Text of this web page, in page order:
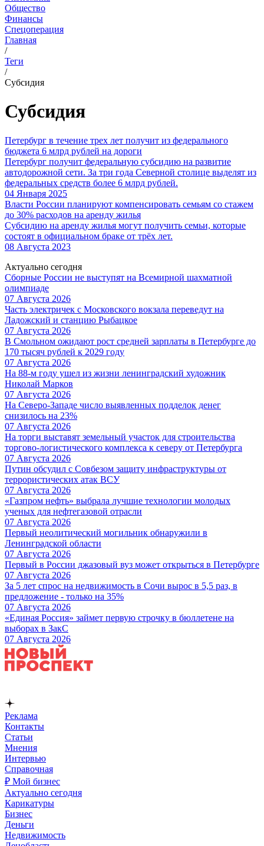
Общество
Финансы
Спецоперация
Главная
/
Теги
/
Субсидия
Субсидия
Петербург в течение трех лет получит из федерального
бюджета 6 млрд рублей на дороги
Петербург получит федеральную субсидию на развитие
автодорожной сети. За три года Северной столице выделят из
федеральных средств более 6 млрд рублей.
04 Января 2025
Власти России планируют компенсировать семьям со стажем
до 30% расходов на аренду жилья
Субсидию на аренду жилья могут получить семьи, которые
состоят в официальном браке от трёх лет.
08 Августа 2023
Актуально сегодня
Сборные России не выступят на Всемирной шахматной
олимпиаде
07 Августа 2026
Часть электричек с Московского вокзала переведут на
Ладожский и станцию Рыбацкое
07 Августа 2026
В Смольном ожидают рост средней зарплаты в Петербурге до
170 тысяч рублей к 2029 году
07 Августа 2026
На 88-м году ушел из жизни ленинградский художник
Николай Марков
07 Августа 2026
На Северо-Западе число выявленных подделок денег
снизилось на 23%
07 Августа 2026
На торги выставят земельный участок для строительства
торгово-логистического комплекса к северу от Петербурга
07 Августа 2026
Путин обсудил с Совбезом защиту инфраструктуры от
террористических атак ВСУ
07 Августа 2026
«Газпром нефть» выбрала лучшие технологии молодых
ученых для нефтегазовой отрасли
07 Августа 2026
Первый неолитический могильник обнаружили в
Ленинградской области
07 Августа 2026
Первый в России джазовый вуз может открыться в Петербурге
07 Августа 2026
За 5 лет спрос на недвижимость в Сочи вырос в 5,5 раз, в
предложение - только на 35%
07 Августа 2026
«Единая Россия» займет первую строчку в бюллетене на
выборах в ЗакС
07 Августа 2026
Реклама
Контакты
Статьи
Мнения
Интервью
Справочная
₽ Мой бизнес
Актуально сегодня
Карикатуры
Бизнес
Деньги
Недвижимость